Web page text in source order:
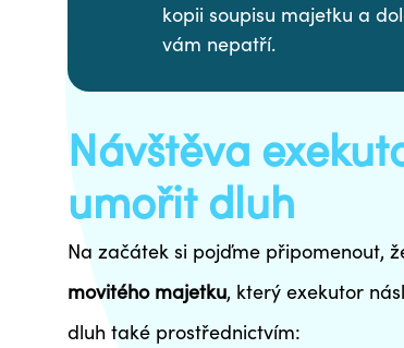
kopii soupisu majetku a
vám nepatří.
Návštěva
umořit dluh
Na začátek si pojďme připomenout,
movitého majetku, který exekutor
dluh také prostřednictvím: